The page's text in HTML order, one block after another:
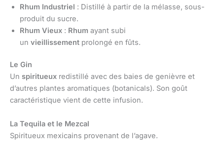
Rhum Industriel : Distillé à partir de la mélasse, sous-
produit du sucre.
Rhum Vieux : Rhum ayant subi
un vieillissement prolongé en fûts.
Le Gin
Un spiritueux redistillé avec des baies de genièvre et
d’autres plantes aromatiques (botanicals). Son goût
caractéristique vient de cette infusion.
La Tequila et le Mezcal
Spiritueux mexicains provenant de l’agave.